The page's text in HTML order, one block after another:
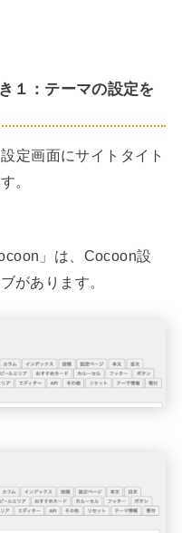
１：テーマの設定を
定画面にサイトタイト
。
」は、Cocoon設
があります。